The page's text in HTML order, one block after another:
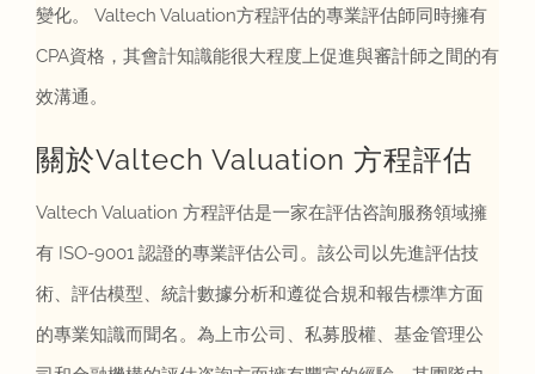
變化。 Valtech Valuation方程評估的專業評估師同時擁有
CPA資格，其會計知識能很大程度上促進與審計師之間的有
效溝通。
關於Valtech Valuation 方程評估
Valtech Valuation 方程評估是一家在評估咨詢服務領域擁
有 ISO-9001 認證的專業評估公司。該公司以先進評估技
術、評估模型、統計數據分析和遵從合規和報告標準方面
的專業知識而聞名。為上市公司、私募股權、基金管理公